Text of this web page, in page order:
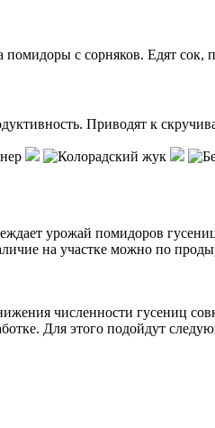
помидоры с сорняков. Едят сок,
Приводят к
урожай помидоров
на участке можно по
численности гусениц
Для этого подойдут